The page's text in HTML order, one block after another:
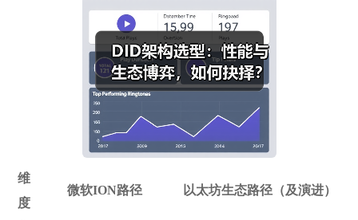
维
度
微软ION路径 以太坊生态路径（及演进）